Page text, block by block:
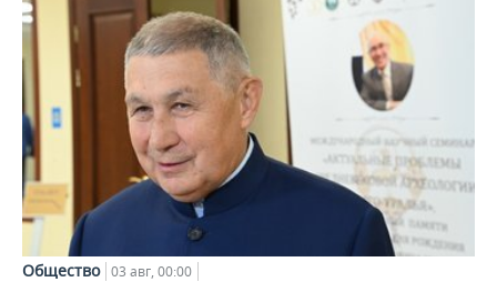
Общество 03 авг, 00:00